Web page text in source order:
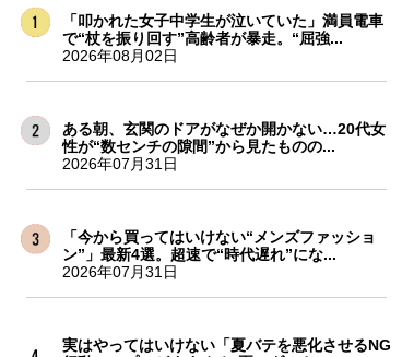
「叩かれた女子中学生が泣いていた」満員電車
で“杖を振り回す”高齢者が暴走。“屈強...
2026年08月02日
ある朝、玄関のドアがなぜか開かない…20代女
性が“数センチの隙間”から見たものの...
2026年07月31日
「今から買ってはいけない“メンズファッショ
ン”」最新4選。超速で“時代遅れ”にな...
2026年07月31日
実はやってはいけない「夏バテを悪化させるNG